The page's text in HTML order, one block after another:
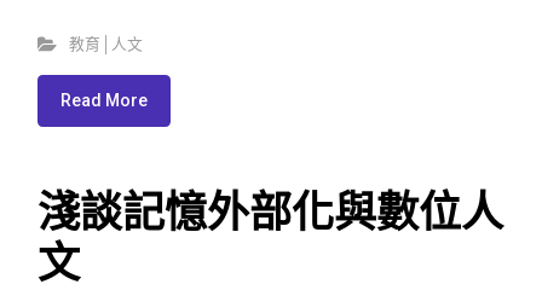
教育│人文
Read More
淺談記憶外部化與數位人
文